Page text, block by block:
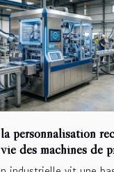
personnalisation
des machines de